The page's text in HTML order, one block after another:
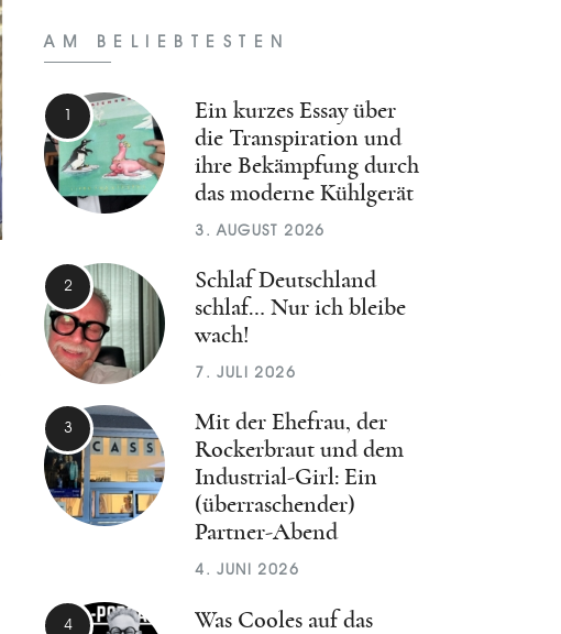
AM BELIEBTESTEN
Ein kurzes Essay über
die Transpiration und
ihre Bekämpfung durch
das moderne Kühlgerät
3. AUGUST 2026
Schlaf Deutschland
schlaf… Nur ich bleibe
wach!
7. JULI 2026
Mit der Ehefrau, der
Rockerbraut und dem
Industrial-Girl: Ein
(überraschender)
Partner-Abend
4. JUNI 2026
Was Cooles auf das